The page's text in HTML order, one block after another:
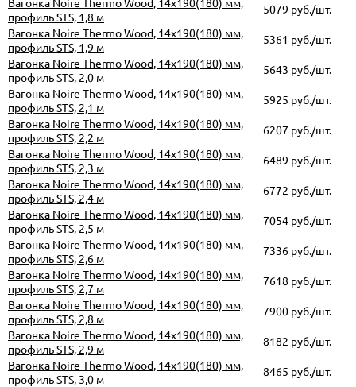
Вагонка Noire Thermo Wood, 14х190(180) мм,
профиль STS, 1,8 м
5079 руб./шт.
Вагонка Noire Thermo Wood, 14х190(180) мм,
профиль STS, 1,9 м
5361 руб./шт.
Вагонка Noire Thermo Wood, 14х190(180) мм,
профиль STS, 2,0 м
5643 руб./шт.
Вагонка Noire Thermo Wood, 14х190(180) мм,
профиль STS, 2,1 м
5925 руб./шт.
Вагонка Noire Thermo Wood, 14х190(180) мм,
профиль STS, 2,2 м
6207 руб./шт.
Вагонка Noire Thermo Wood, 14х190(180) мм,
профиль STS, 2,3 м
6489 руб./шт.
Вагонка Noire Thermo Wood, 14х190(180) мм,
профиль STS, 2,4 м
6772 руб./шт.
Вагонка Noire Thermo Wood, 14х190(180) мм,
профиль STS, 2,5 м
7054 руб./шт.
Вагонка Noire Thermo Wood, 14х190(180) мм,
профиль STS, 2,6 м
7336 руб./шт.
Вагонка Noire Thermo Wood, 14х190(180) мм,
профиль STS, 2,7 м
7618 руб./шт.
Вагонка Noire Thermo Wood, 14х190(180) мм,
профиль STS, 2,8 м
7900 руб./шт.
Вагонка Noire Thermo Wood, 14х190(180) мм,
профиль STS, 2,9 м
8182 руб./шт.
Вагонка Noire Thermo Wood, 14х190(180) мм,
профиль STS, 3,0 м
8465 руб./шт.